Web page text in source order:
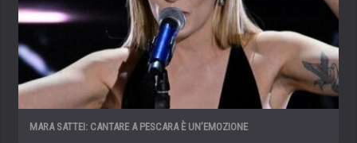
MARA SATTEI: CANTARE A PESCARA È UN’EMOZIONE